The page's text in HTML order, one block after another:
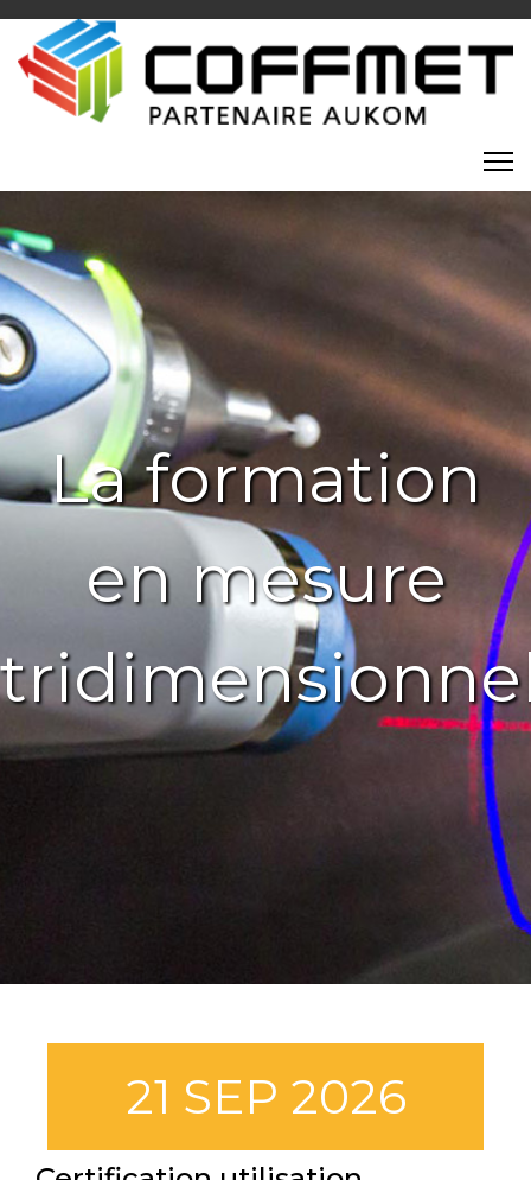
La formation
en mesure
21 SEP 2026